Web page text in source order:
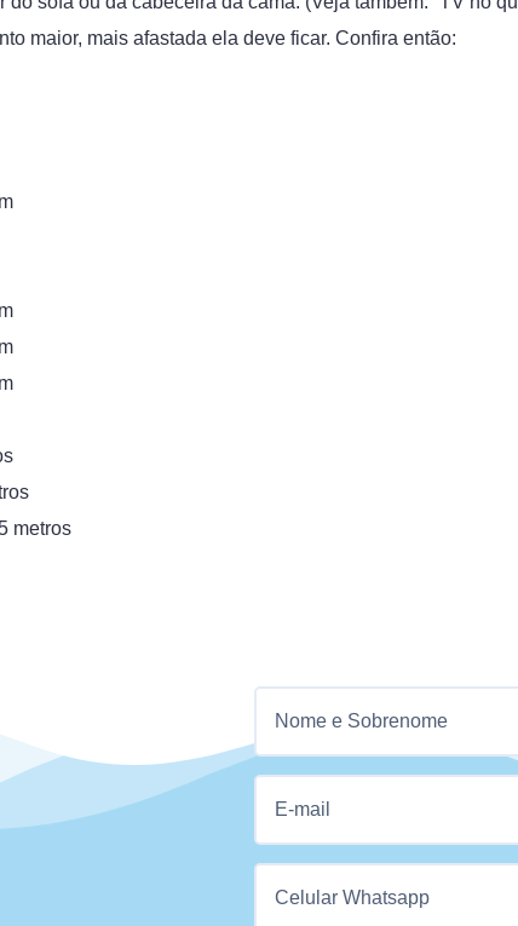
maior, mais afastada ela deve ficar. Confira então:
metros